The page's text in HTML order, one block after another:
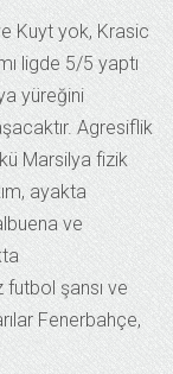
Kuyt yok, Krasic
ligde 5/5 yaptı
yüreğini
Agresiflik
Marsilya fizik
ayakta
ve
şansı ve
Fenerbahçe,